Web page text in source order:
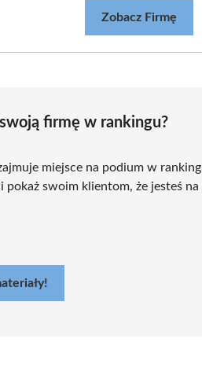
Zobacz Firmę
firmę w rankingu?
miejsce na podium w
pokaż swoim klientom, że jesteś na